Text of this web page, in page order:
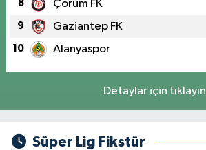
8 Çorum FK
9 Gaziantep FK
10 Alanyaspor
Detaylar için tıklayın
Süper Lig Fikstür